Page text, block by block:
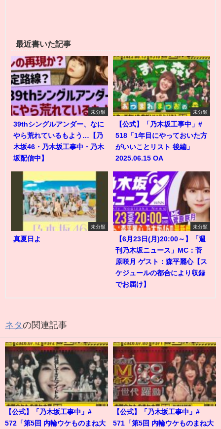
最近書いた記事
未分類
39thシングルアンダー、なに
やら荒れているもよう…【乃
木坂46・乃木坂工事中・乃木
坂配信中】
未分類
【公式】「乃木坂工事中」#
518「1年目にやっておいた方
がいいことリスト 後編」
2025.06.15 OA
未分類
真夏日よ
未分類
【6月23日(月)20:00～】「週
刊乃木坂ニュース」MC：菅
原咲月 ゲスト：森平麗心【ス
ケジュールの都合により収録
でお届け】
ネタの関連記事
【公式】「乃木坂工事中」#
572「第5回 内輪ウケものまね大
【公式】「乃木坂工事中」#
571「第5回 内輪ウケものまね大